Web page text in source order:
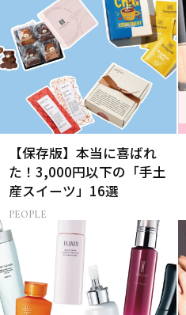
【保存版】本当に喜ばれ
た！3,000円以下の「手土
産スイーツ」16選
PEOPLE